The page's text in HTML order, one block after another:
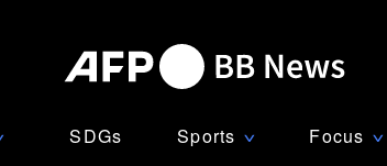
SDGs Sports ∨ Focus ∨